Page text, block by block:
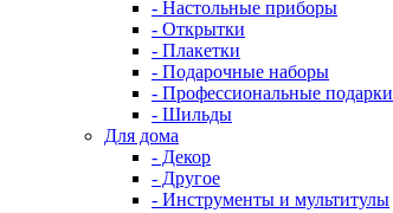
- Настольные приборы
- Открытки
- Плакетки
- Подарочные наборы
- Профессиональные подарки
- Шильды
Для дома
- Декор
- Другое
- Инструменты и мультитулы